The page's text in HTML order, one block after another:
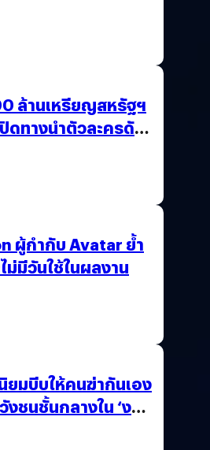
ล้านเหรียญสหรัฐฯ
ดทางนำตัวละครดัง
ผู้กำกับ Avatar ย้ำ
ม่มีวันใช้ในผลงาน
มบีบให้คนฆ่ากันเอง
ชนชั้นกลางใน ‘งาน